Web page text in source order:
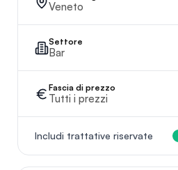
Veneto
Settore
Bar
Fascia di prezzo
Tutti i prezzi
Includi trattative riservate